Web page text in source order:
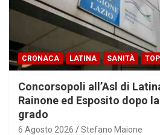
CRONACA LATINA SANITÀ
Concorsopoli all’Asl di
Rainone ed Esposito dopo
grado
6 Agosto 2026 Stefano Maione